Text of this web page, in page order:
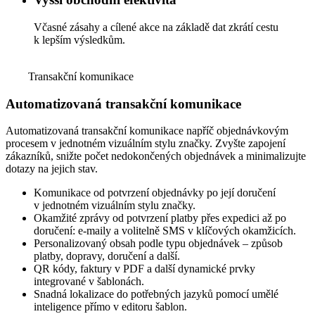
Včasné zásahy a cílené akce na základě dat zkrátí cestu
k lepším výsledkům.
Transakční komunikace
Automatizovaná transakční komunikace
Automatizovaná transakční komunikace napříč objednávkovým
procesem v jednotném vizuálním stylu značky. Zvyšte zapojení
zákazníků, snižte počet nedokončených objednávek a minimalizujte
dotazy na jejich stav.
Komunikace od potvrzení objednávky po její doručení
v jednotném vizuálním stylu značky.
Okamžité zprávy od potvrzení platby přes expedici až po
doručení: e-maily a volitelně SMS v klíčových okamžicích.
Personalizovaný obsah podle typu objednávek – způsob
platby, dopravy, doručení a další.
QR kódy, faktury v PDF a další dynamické prvky
integrované v šablonách.
Snadná lokalizace do potřebných jazyků pomocí umělé
inteligence přímo v editoru šablon.